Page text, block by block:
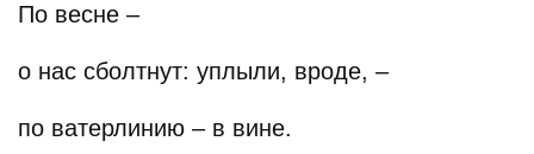
По весне –
о нас сболтнут: уплыли, вроде, –
по ватерлинию – в вине.